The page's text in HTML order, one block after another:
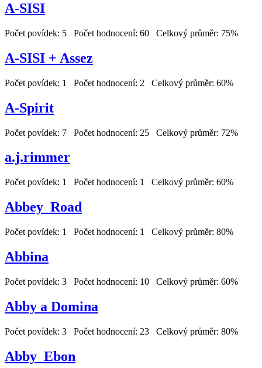
A-SISI
Počet povídek: 5 Počet hodnocení: 60 Celkový průměr: 75%
A-SISI + Assez
Počet povídek: 1 Počet hodnocení: 2 Celkový průměr: 60%
A-Spirit
Počet povídek: 7 Počet hodnocení: 25 Celkový průměr: 72%
a.j.rimmer
Počet povídek: 1 Počet hodnocení: 1 Celkový průměr: 60%
Abbey_Road
Počet povídek: 1 Počet hodnocení: 1 Celkový průměr: 80%
Abbina
Počet povídek: 3 Počet hodnocení: 10 Celkový průměr: 60%
Abby a Domina
Počet povídek: 3 Počet hodnocení: 23 Celkový průměr: 80%
Abby_Ebon